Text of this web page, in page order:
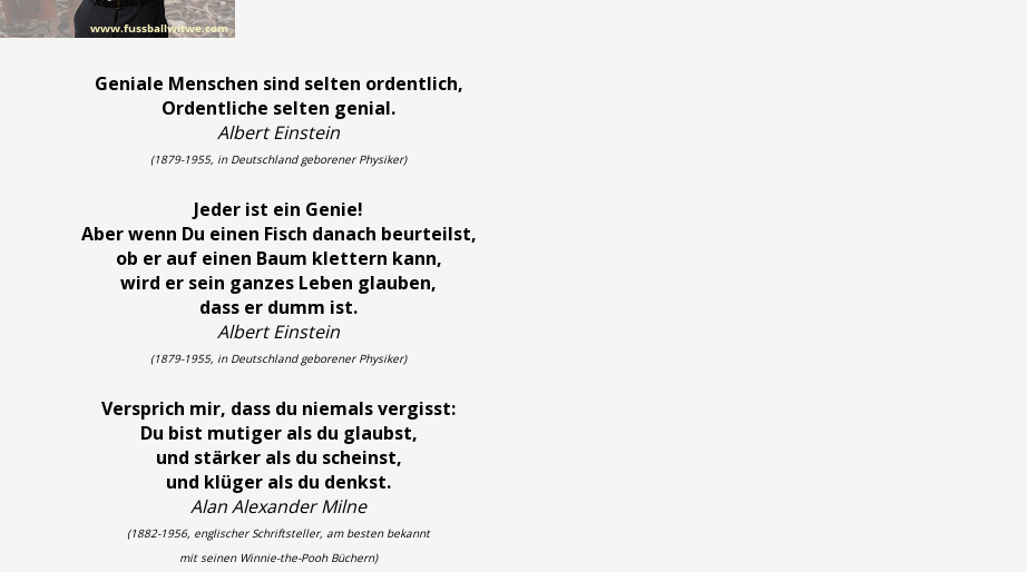
Geniale Menschen sind selten ordentlich,
Ordentliche selten genial.
Albert Einstein
(1879-1955, in Deutschland geborener Physiker)
Jeder ist ein Genie!
Aber wenn Du einen Fisch danach beurteilst,
ob er auf einen Baum klettern kann,
wird er sein ganzes Leben glauben,
dass er dumm ist.
Albert Einstein
(1879-1955, in Deutschland geborener Physiker)
Versprich mir, dass du niemals vergisst:
Du bist mutiger als du glaubst,
und stärker als du scheinst,
und klüger als du denkst.
Alan Alexander Milne
(1882-1956, englischer Schriftsteller, am besten bekannt
mit seinen Winnie-the-Pooh Büchern)